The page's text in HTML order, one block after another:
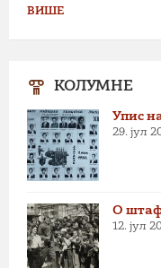
ВИШЕ
КОЛУМНЕ
Упис
29. јул
О
12. јул